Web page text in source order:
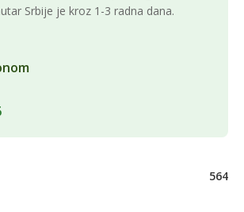
Srbije je kroz 1-3 radna dana.
564